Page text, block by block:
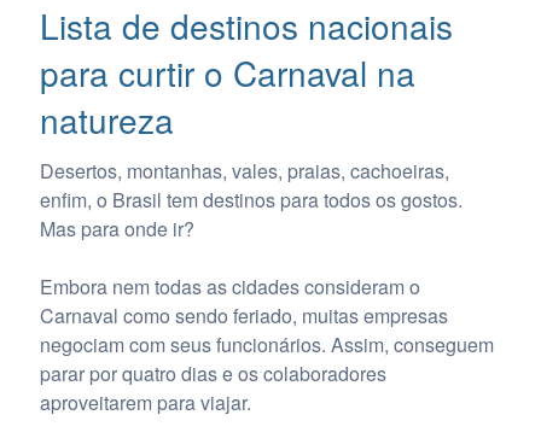
Lista de destinos nacionais
para curtir o Carnaval na
natureza
Desertos, montanhas, vales, praias, cachoeiras,
enfim, o Brasil tem destinos para todos os gostos.
Mas para onde ir?
Embora nem todas as cidades consideram o
Carnaval como sendo feriado, muitas empresas
negociam com seus funcionários. Assim, conseguem
parar por quatro dias e os colaboradores
aproveitarem para viajar.